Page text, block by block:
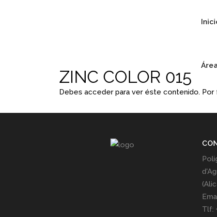
ZINC COLOR 015
Debes acceder para ver éste contenido.
Tlf: